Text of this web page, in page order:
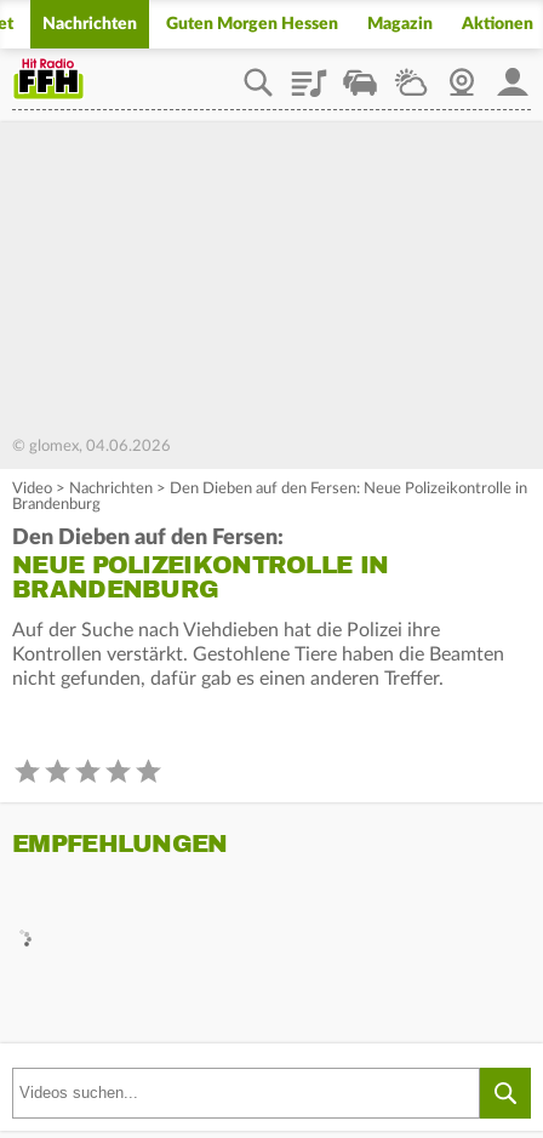
Nachrichten Guten Morgen Hessen Magazin Aktionen
PlaylistStaupilotWetterWebcam
© glomex, 04.06.2026
Video > Nachrichten > Den Dieben auf den Fersen: Neue Polizeikontrolle in
Brandenburg
Den Dieben auf den Fersen:
NEUE POLIZEIKONTROLLE IN
BRANDENBURG
Auf der Suche nach Viehdieben hat die Polizei ihre
Kontrollen verstärkt. Gestohlene Tiere haben die Beamten
nicht gefunden, dafür gab es einen anderen Treffer.
EMPFEHLUNGEN